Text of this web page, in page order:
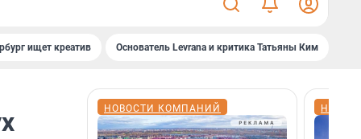
ищет креатив Основатель Levrana и критика Татьяны Ким
НОВОСТИ КОМПАНИЙ